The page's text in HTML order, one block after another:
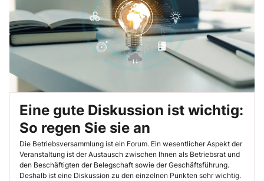
Eine gute Diskussion ist wichtig:
So regen Sie sie an
Die Betriebsversammlung ist ein Forum. Ein wesentlicher Aspekt der
Veranstaltung ist der Austausch zwischen Ihnen als Betriebsrat und
den Beschäftigten der Belegschaft sowie der Geschäftsführung.
Deshalb ist eine Diskussion zu den einzelnen Punkten sehr wichtig.